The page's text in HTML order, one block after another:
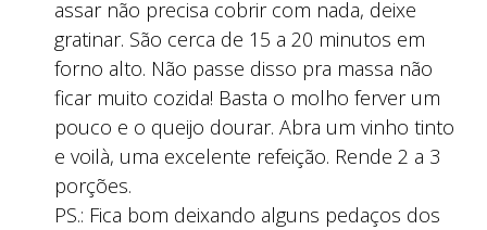
assar não precisa cobrir com nada, deixe
gratinar. São cerca de 15 a 20 minutos em
forno alto. Não passe disso pra massa não
ficar muito cozida! Basta o molho ferver um
pouco e o queijo dourar. Abra um vinho tinto
e voilà, uma excelente refeição. Rende 2 a 3
porções.
PS.: Fica bom deixando alguns pedaços dos